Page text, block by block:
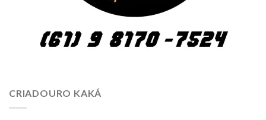
CRIADOURO KAKÁ